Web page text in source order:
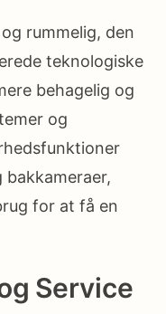
rummelig, den
teknologiske
behagelig og
og
bakkameraer,
for at få en
Service